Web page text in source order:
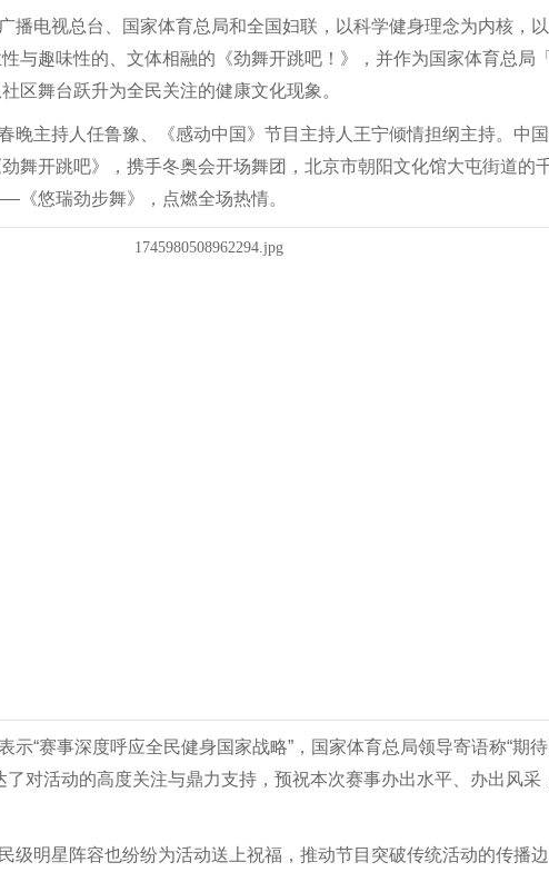
播电视总台、国家体育总局和全国妇联，以科学健身理念为内核，
与趣味性的、文体相融的《劲舞开跳吧！》，并作为国家体育总局
区舞台跃升为全民关注的健康文化现象。
晚主持人任鲁豫、《感动中国》节目主持人王宁倾情担纲主持。中
舞开跳吧》，携手冬奥会开场舞团，北京市朝阳文化馆大屯街道的
悠瑞劲步舞》，点燃全场热情。
示“赛事深度呼应全民健身国家战略”，国家体育总局领导寄语称“期
了对活动的高度关注与鼎力支持，预祝本次赛事办出水平、办出风采
级明星阵容也纷纷为活动送上祝福，推动节目突破传统活动的传播